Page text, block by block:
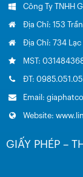
Công Ty TNHH
Địa Chỉ: 153
Địa Chỉ: 734 Lạc
MST:
ĐT:
Email:
Website:
GIẤY PHÉP –